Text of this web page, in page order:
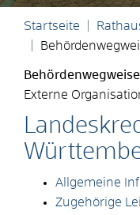
Startseite
Externe
Allgemeine
Zugehörige